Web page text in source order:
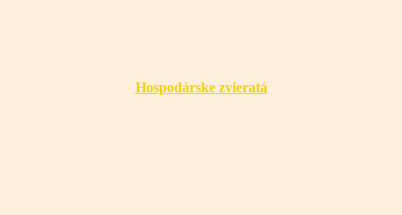
Hospodárske zvieratá